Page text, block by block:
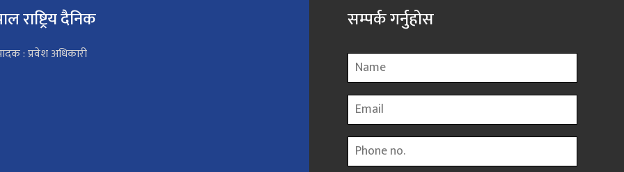
राष्ट्रिय दैनिक
: प्रवेश अधिकारी
सम्पर्क गर्नुहोस
Name
Email
Phone